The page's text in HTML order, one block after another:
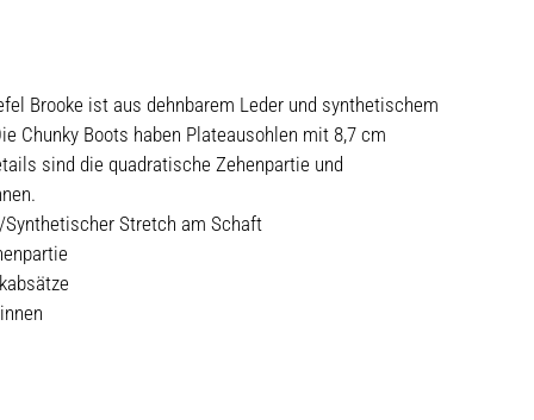
Brooke ist aus dehnbarem Leder und synthetischem
Chunky Boots haben Plateausohlen mit 8,7 cm
sind die quadratische Zehenpartie und
Stretch am Schaft